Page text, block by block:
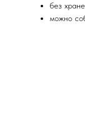
без
можно